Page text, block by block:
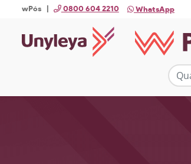
wPós | 0800 604 2210 WhatsApp